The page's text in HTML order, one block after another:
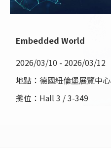
Embedded World
2026/03/10 - 2026/03/12
地點：德國紐倫堡展覽中心
攤位：Hall 3 / 3-349